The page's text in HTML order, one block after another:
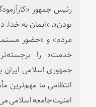
رئیس جمهور
بودن»، «ایمان به
مردم» و «حضور
خدمت» را
جمهوری اسلامی
انتظامی ما مهم‌ترین
امنیت جامعه اسلامی